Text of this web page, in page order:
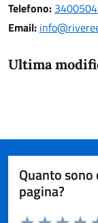
Telefono:
Email:
Ultima
Quanto
pagina?
Valuta da 1 a 5